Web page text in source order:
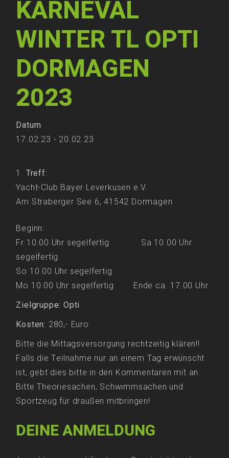
KARNEVAL
WINTER TL OPTI
DORMAGEN
2023
Datum
17.02.23 - 20.02.23
Treff:
Yacht-Club Bayer Leverkusen e.V.
Am Straberger See 6, 41542 Dormagen
Beginn:
Fr 10.00 Uhr segelfertig Sa 10.00 Uhr
segelfertig
So 10.00 Uhr segelfertig
Mo 10.00 Uhr segelfertig Ende ca. 17.00 Uhr
Zielgruppe: Opti
Kosten: 280,- Euro
Bitte die Mittagsversorgung rechtzeitig klären!!
Falls die Teilnahme nur an einem Tag erwünscht
ist, gebt dies bitte in den Kommentaren mit an.
Bitte Theoriesachen, Schwimmsachen und
Sportzeug für draußen mitbringen!
DEINE ANMELDUNG